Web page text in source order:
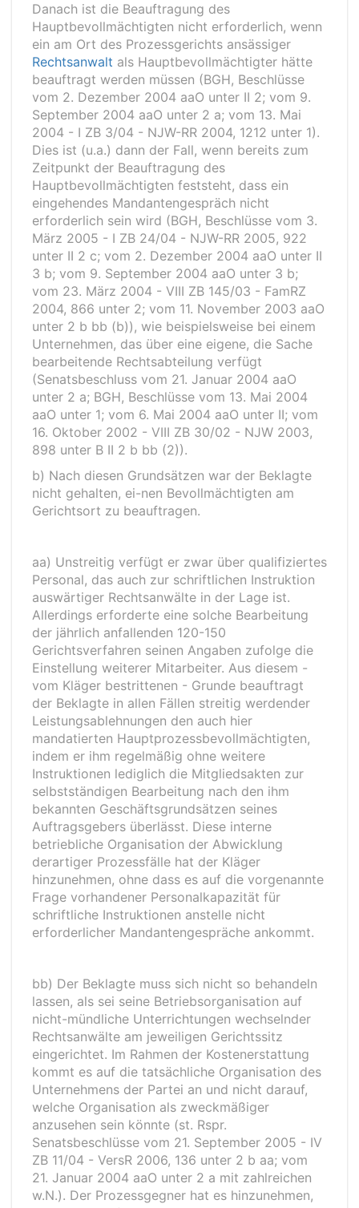
Danach ist die Beauftragung des
Hauptbevollmächtigten nicht erforderlich, wenn
ein am Ort des Prozessgerichts ansässiger
Rechtsanwalt als Hauptbevollmächtigter hätte
beauftragt werden müssen (BGH, Beschlüsse
vom 2. Dezember 2004 aaO unter II 2; vom 9.
September 2004 aaO unter 2 a; vom 13. Mai
2004 - I ZB 3/04 - NJW-RR 2004, 1212 unter 1).
Dies ist (u.a.) dann der Fall, wenn bereits zum
Zeitpunkt der Beauftragung des
Hauptbevollmächtigten feststeht, dass ein
eingehendes Mandantengespräch nicht
erforderlich sein wird (BGH, Beschlüsse vom 3.
März 2005 - I ZB 24/04 - NJW-RR 2005, 922
unter II 2 c; vom 2. Dezember 2004 aaO unter II
3 b; vom 9. September 2004 aaO unter 3 b;
vom 23. März 2004 - VIII ZB 145/03 - FamRZ
2004, 866 unter 2; vom 11. November 2003 aaO
unter 2 b bb (b)), wie beispielsweise bei einem
Unternehmen, das über eine eigene, die Sache
bearbeitende Rechtsabteilung verfügt
(Senatsbeschluss vom 21. Januar 2004 aaO
unter 2 a; BGH, Beschlüsse vom 13. Mai 2004
aaO unter 1; vom 6. Mai 2004 aaO unter II; vom
16. Oktober 2002 - VIII ZB 30/02 - NJW 2003,
898 unter B II 2 b bb (2)).
b) Nach diesen Grundsätzen war der Beklagte
nicht gehalten, ei-nen Bevollmächtigten am
Gerichtsort zu beauftragen.
aa) Unstreitig verfügt er zwar über qualifiziertes
Personal, das auch zur schriftlichen Instruktion
auswärtiger Rechtsanwälte in der Lage ist.
Allerdings erforderte eine solche Bearbeitung
der jährlich anfallenden 120-150
Gerichtsverfahren seinen Angaben zufolge die
Einstellung weiterer Mitarbeiter. Aus diesem -
vom Kläger bestrittenen - Grunde beauftragt
der Beklagte in allen Fällen streitig werdender
Leistungsablehnungen den auch hier
mandatierten Hauptprozessbevollmächtigten,
indem er ihm regelmäßig ohne weitere
Instruktionen lediglich die Mitgliedsakten zur
selbstständigen Bearbeitung nach den ihm
bekannten Geschäftsgrundsätzen seines
Auftragsgebers überlässt. Diese interne
betriebliche Organisation der Abwicklung
derartiger Prozessfälle hat der Kläger
hinzunehmen, ohne dass es auf die vorgenannte
Frage vorhandener Personalkapazität für
schriftliche Instruktionen anstelle nicht
erforderlicher Mandantengespräche ankommt.
bb) Der Beklagte muss sich nicht so behandeln
lassen, als sei seine Betriebsorganisation auf
nicht-mündliche Unterrichtungen wechselnder
Rechtsanwälte am jeweiligen Gerichtssitz
eingerichtet. Im Rahmen der Kostenerstattung
kommt es auf die tatsächliche Organisation des
Unternehmens der Partei an und nicht darauf,
welche Organisation als zweckmäßiger
anzusehen sein könnte (st. Rspr.
Senatsbeschlüsse vom 21. September 2005 - IV
ZB 11/04 - VersR 2006, 136 unter 2 b aa; vom
21. Januar 2004 aaO unter 2 a mit zahlreichen
w.N.). Der Prozessgegner hat es hinzunehmen,